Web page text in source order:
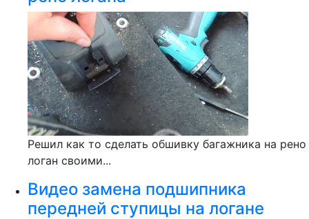
Решил как то сделать обшивку багажника на рено
логан своими...
Видео замена подшипника
передней ступицы на логане